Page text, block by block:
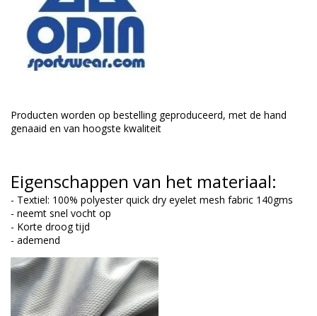
Producten worden op bestelling geproduceerd, met de hand
genaaid en van hoogste kwaliteit
Eigenschappen van het materiaal:
- Textiel: 100% polyester quick dry eyelet mesh fabric 140gms
- neemt snel vocht op
- Korte droog tijd
- ademend